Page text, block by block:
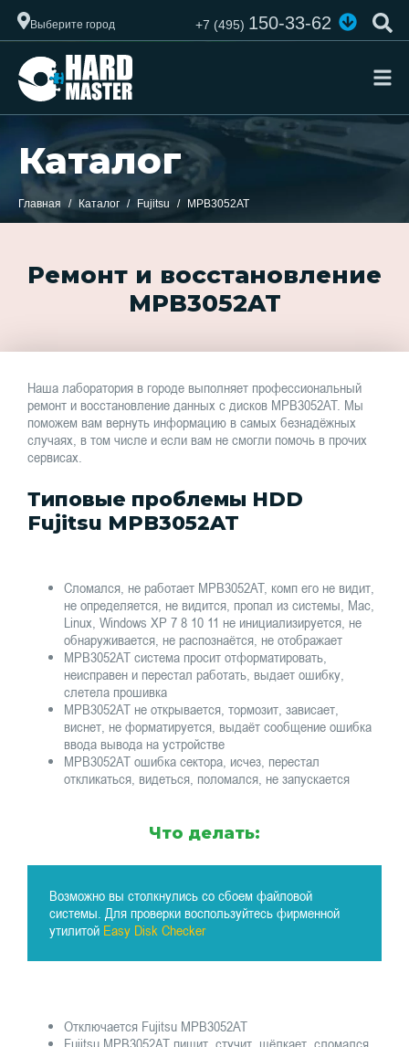
Выберите город +7 (495)150-33-62
Каталог
Главная Каталог Fujitsu MPB3052AT
Ремонт и восстановление
MPB3052AT
Наша лаборатория в городе выполняет профессиональный
ремонт и восстановление данных с дисков MPB3052AT. Мы
поможем вам вернуть информацию в самых безнадёжных
случаях, в том числе и если вам не смогли помочь в прочих
сервисах.
Типовые проблемы HDD
Fujitsu MPB3052AT
Сломался, не работает MPB3052AT, комп его не видит,
не определяется, не видится, пропал из системы, Mac,
Linux, Windows XP 7 8 10 11 не инициализируется, не
обнаруживается, не распознаётся, не отображает
MPB3052AT система просит отформатировать,
неисправен и перестал работать, выдает ошибку,
слетела прошивка
MPB3052AT не открывается, тормозит, зависает,
виснет, не форматируется, выдаёт сообщение ошибка
ввода вывода на устройстве
MPB3052AT ошибка сектора, исчез, перестал
откликаться, видеться, поломался, не запускается
Что делать:
Возможно вы столкнулись со сбоем файловой
системы. Для проверки воспользуйтесь фирменной
утилитой Easy Disk Checker
Отключается Fujitsu MPB3052AT